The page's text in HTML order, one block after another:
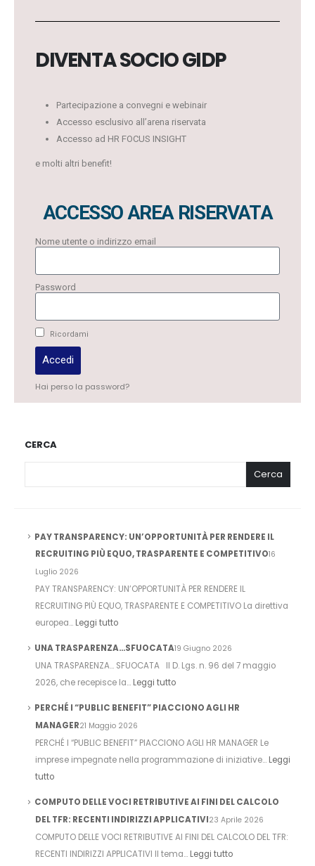
DIVENTA SOCIO GIDP
Partecipazione a convegni e webinair
Accesso esclusivo all’arena riservata
Accesso ad HR FOCUS INSIGHT
e molti altri benefit!
ACCESSO AREA RISERVATA
Nome utente o indirizzo email
Password
Ricordami
Accedi
Hai perso la password?
CERCA
Cerca
PAY TRANSPARENCY: UN’OPPORTUNITÀ PER RENDERE IL
RECRUITING PIÙ EQUO, TRASPARENTE E COMPETITIVO16
Luglio 2026
PAY TRANSPARENCY: UN’OPPORTUNITÀ PER RENDERE IL
RECRUITING PIÙ EQUO, TRASPARENTE E COMPETITIVO La direttiva
europea… Leggi tutto
UNA TRASPARENZA…SFUOCATA19 Giugno 2026
UNA TRASPARENZA… SFUOCATA Il D. Lgs. n. 96 del 7 maggio
2026, che recepisce la… Leggi tutto
PERCHÉ I “PUBLIC BENEFIT” PIACCIONO AGLI HR
MANAGER21 Maggio 2026
PERCHÉ I “PUBLIC BENEFIT” PIACCIONO AGLI HR MANAGER Le
imprese impegnate nella programmazione di iniziative… Leggi
tutto
COMPUTO DELLE VOCI RETRIBUTIVE AI FINI DEL CALCOLO
DEL TFR: RECENTI INDIRIZZI APPLICATIVI23 Aprile 2026
COMPUTO DELLE VOCI RETRIBUTIVE AI FINI DEL CALCOLO DEL TFR:
RECENTI INDIRIZZI APPLICATIVI Il tema… Leggi tutto